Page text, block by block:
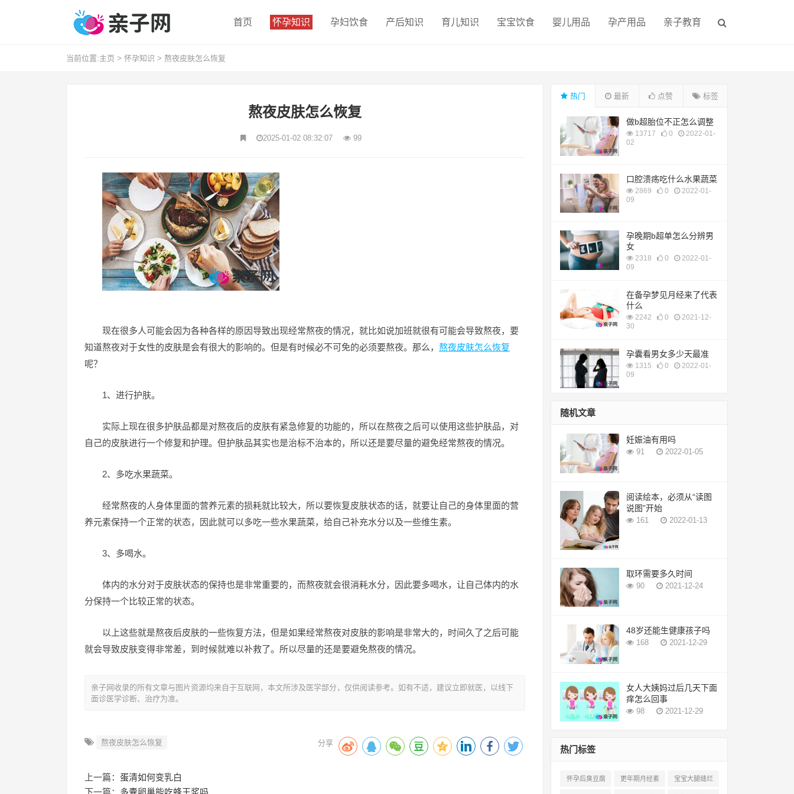
首页 怀孕知识 孕妇饮食 产后知识 育儿知识 宝宝饮食 婴儿用品 孕产用品 亲子教育
当前位置:主页 > 怀孕知识 > 熬夜皮肤怎么恢复
熬夜皮肤怎么恢复
2025-01-02 08:32:07 99
现在很多人可能会因为各种各样的原因导致出现经常熬夜的情况，就比如说加班就很有可能会导致熬夜，要
知道熬夜对于女性的皮肤是会有很大的影响的。但是有时候必不可免的必须要熬夜。那么， 熬夜皮肤怎么恢复
呢？
1、进行护肤。
实际上现在很多护肤品都是对熬夜后的皮肤有紧急修复的功能的，所以在熬夜之后可以使用这些护肤品，对
自己的皮肤进行一个修复和护理。但护肤品其实也是治标不治本的，所以还是要尽量的避免经常熬夜的情况。
2、多吃水果蔬菜。
经常熬夜的人身体里面的营养元素的损耗就比较大，所以要恢复皮肤状态的话，就要让自己的身体里面的营
养元素保持一个正常的状态，因此就可以多吃一些水果蔬菜，给自己补充水分以及一些维生素。
3、多喝水。
体内的水分对于皮肤状态的保持也是非常重要的，而熬夜就会很消耗水分，因此要多喝水，让自己体内的水
分保持一个比较正常的状态。
以上这些就是熬夜后皮肤的一些恢复方法，但是如果经常熬夜对皮肤的影响是非常大的，时间久了之后可能
就会导致皮肤变得非常差，到时候就难以补救了。所以尽量的还是要避免熬夜的情况。
亲子网收录的所有文章与图片资源均来自于互联网，本文所涉及医学部分，仅供阅读参考。如有不适，建议立即就医，以线下
面诊医学诊断、治疗为准。
熬夜皮肤怎么恢复
上一篇： 蛋清如何变乳白
下一篇： 多囊卵巢能吃蜂王浆吗
热门 最新 点赞 标签
做b超胎位不正怎么调整
13717 0
2022-01-
02
口腔溃疡吃什么水果蔬菜
2869 0
2022-01-
09
孕晚期b超单怎么分辨男
女
2318 0
2022-01-
09
在备孕梦见月经来了代表
什么
2242 0
2021-12-
30
孕囊看男女多少天最准
1315 0
2022-01-
09
随机文章
妊娠油有用吗
91 2022-01-05
阅读绘本，必须从“读图
说图”开始
161 2022-01-13
取环需要多久时间
90 2021-12-24
48岁还能生健康孩子吗
168 2021-12-29
女人大姨妈过后几天下面
痒怎么回事
98 2021-12-29
热门标签
怀孕后臭豆腐 更年期月经紊 宝宝大腿缝烂